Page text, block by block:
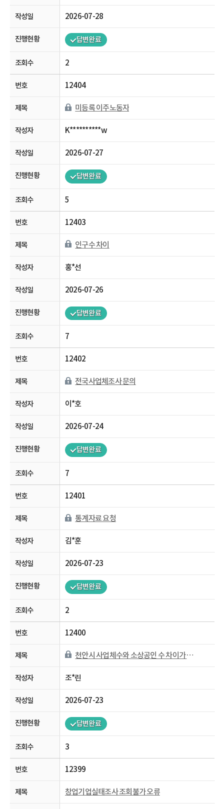
2026-07-28
답변완료
2
12404
미등록 이주노동자
K**********w
2026-07-27
답변완료
5
12403
인구수 차이
홍*선
2026-07-26
답변완료
7
12402
전국사업체조사 문의
이*호
2026-07-24
답변완료
7
12401
통계자료 요청
김*훈
2026-07-23
답변완료
2
12400
천안시 사업체수와 소상공인 수 차이가 나는 이유가 궁금합니다.
조*린
2026-07-23
답변완료
3
12399
창업기업실태조사 조회불가 오류